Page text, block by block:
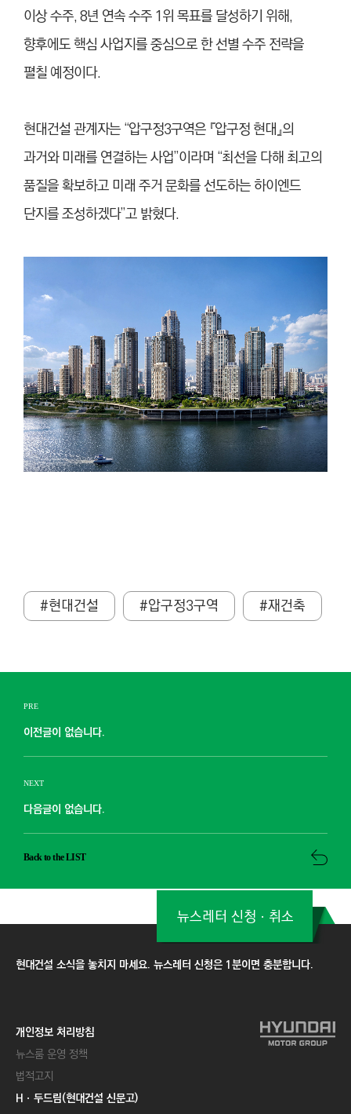
이상 수주, 8년 연속 수주 1위 목표를 달성하기 위해,
향후에도 핵심 사업지를 중심으로 한 선별 수주 전략을
펼칠 예정이다.
현대건설 관계자는 “압구정3구역은 『압구정 현대』의
과거와 미래를 연결하는 사업”이라며 “최선을 다해 최고의
품질을 확보하고 미래 주거 문화를 선도하는 하이엔드
단지를 조성하겠다”고 밝혔다.
#현대건설 #압구정3구역 #재건축
PRE
이전글이 없습니다.
NEXT
다음글이 없습니다.
Back to the LIST
현대건설 소식을 놓치지 마세요. 뉴스레터 신청은 1분이면 충분합니다.
뉴스레터 신청ㆍ취소
개인정보 처리방침
뉴스룸 운영 정책
법적고지
Hㆍ두드림(현대건설 신문고)